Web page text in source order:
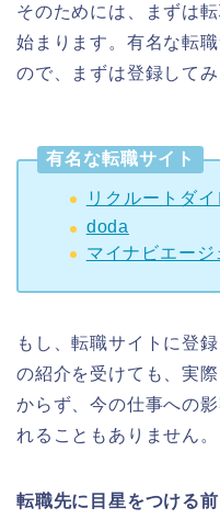
そのためには、まずは
始まります。有名な転
ので、まずは登録してみ
有名な転職サイト
リクルートダ
doda
マイナビエージ
もし、転職サイトに登
の紹介を受けても、実
からず、今の仕事への
れることもありません。
転職先に目星をつける